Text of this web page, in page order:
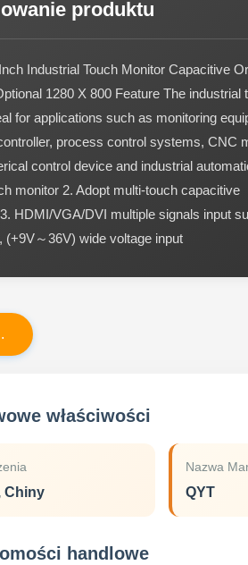
produktu
Industrial Touch Monitor Capacitive Or
1280 X 800 Feature The industrial
for applications such as monitoring
process control systems, CNC
control device and industrial
monitor 2. Adopt multi-touch capacitive
HDMI/VGA/DVI multiple signals input
(+9V～36V) wide voltage input
.
właściwości
Chiny
Nazwa
QYT
handlowe